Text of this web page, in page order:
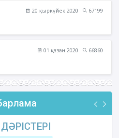
20 қыркүйек 2020
67199
01 қазан 2020
66860